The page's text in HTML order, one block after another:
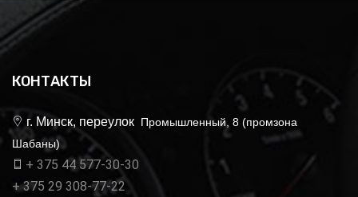
КОНТАКТЫ
г. Минск, переулок Промышленный, 8 (промзона
Шабаны)
+ 375 44 577-30-30
+ 375 29 308-77-22